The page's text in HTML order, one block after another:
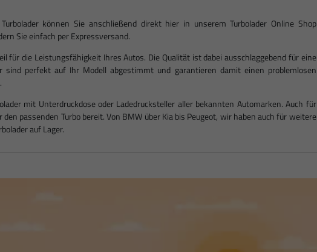
können Sie anschließend direkt hier in unserem Turbolader Online Shop
Sie einfach per Expressversand.
für die Leistungsfähigkeit Ihres Autos. Die Qualität ist dabei ausschlaggebend für eine
sind perfekt auf Ihr Modell abgestimmt und garantieren damit einen problemlosen
mit Unterdruckdose oder Ladedrucksteller aller bekannten Automarken. Auch für
passenden Turbo bereit. Von BMW über Kia bis Peugeot, wir haben auch für weitere
auf Lager.